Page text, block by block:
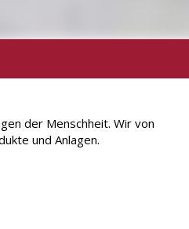
der Menschheit. Wir von
und Anlagen.